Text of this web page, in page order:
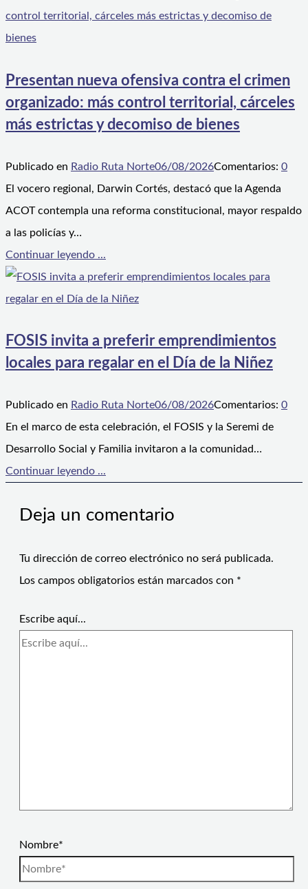
Presentan nueva ofensiva contra el crimen
organizado: más control territorial, cárceles
más estrictas y decomiso de bienes
Publicado en Radio Ruta Norte06/08/2026Comentarios: 0
El vocero regional, Darwin Cortés, destacó que la Agenda
ACOT contempla una reforma constitucional, mayor respaldo
a las policías y…
Continuar leyendo ...
FOSIS invita a preferir emprendimientos
locales para regalar en el Día de la Niñez
Publicado en Radio Ruta Norte06/08/2026Comentarios: 0
En el marco de esta celebración, el FOSIS y la Seremi de
Desarrollo Social y Familia invitaron a la comunidad…
Continuar leyendo ...
Deja un comentario
Tu dirección de correo electrónico no será publicada.
Los campos obligatorios están marcados con *
Escribe aquí...
Nombre*